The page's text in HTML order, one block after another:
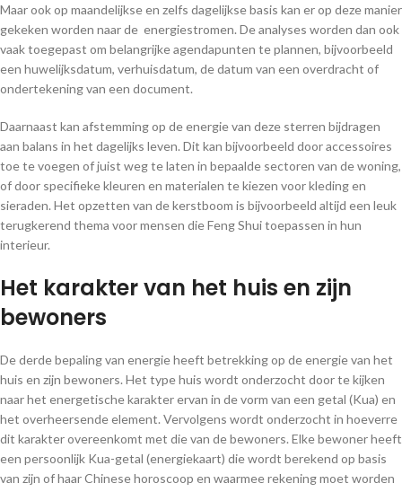
Maar ook op maandelijkse en zelfs dagelijkse basis kan er op deze manier
gekeken worden naar de energiestromen. De analyses worden dan ook
vaak toegepast om belangrijke agendapunten te plannen, bijvoorbeeld
een huwelijksdatum, verhuisdatum, de datum van een overdracht of
ondertekening van een document.
Daarnaast kan afstemming op de energie van deze sterren bijdragen
aan balans in het dagelijks leven. Dit kan bijvoorbeeld door accessoires
toe te voegen of juist weg te laten in bepaalde sectoren van de woning,
of door specifieke kleuren en materialen te kiezen voor kleding en
sieraden. Het opzetten van de kerstboom is bijvoorbeeld altijd een leuk
terugkerend thema voor mensen die Feng Shui toepassen in hun
interieur.
Het karakter van het huis en zijn
bewoners
De derde bepaling van energie heeft betrekking op de energie van het
huis en zijn bewoners. Het type huis wordt onderzocht door te kijken
naar het energetische karakter ervan in de vorm van een getal (Kua) en
het overheersende element. Vervolgens wordt onderzocht in hoeverre
dit karakter overeenkomt met die van de bewoners. Elke bewoner heeft
een persoonlijk Kua-getal (energiekaart) die wordt berekend op basis
van zijn of haar Chinese horoscoop en waarmee rekening moet worden